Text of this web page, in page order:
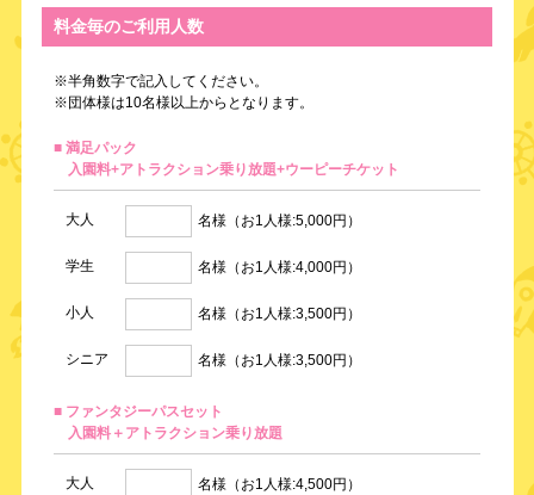
料金毎のご利用人数
※半角数字で記入してください。
※団体様は10名様以上からとなります。
■ 満足パック
入園料+アトラクション乗り放題+ウーピーチケット
大人 名様（お1人様:5,000円）
学生 名様（お1人様:4,000円）
小人 名様（お1人様:3,500円）
シニア 名様（お1人様:3,500円）
■ ファンタジーパスセット
入園料＋アトラクション乗り放題
大人 名様（お1人様:4,500円）